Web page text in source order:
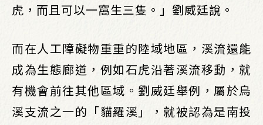
虎，而且可以一窩生三隻。」劉威廷說。
而在人工障礙物重重的陸域地區，溪流還能
成為生態廊道，例如石虎沿著溪流移動，就
有機會前往其他區域。劉威廷舉例，屬於烏
溪支流之一的「貓羅溪」，就被認為是南投